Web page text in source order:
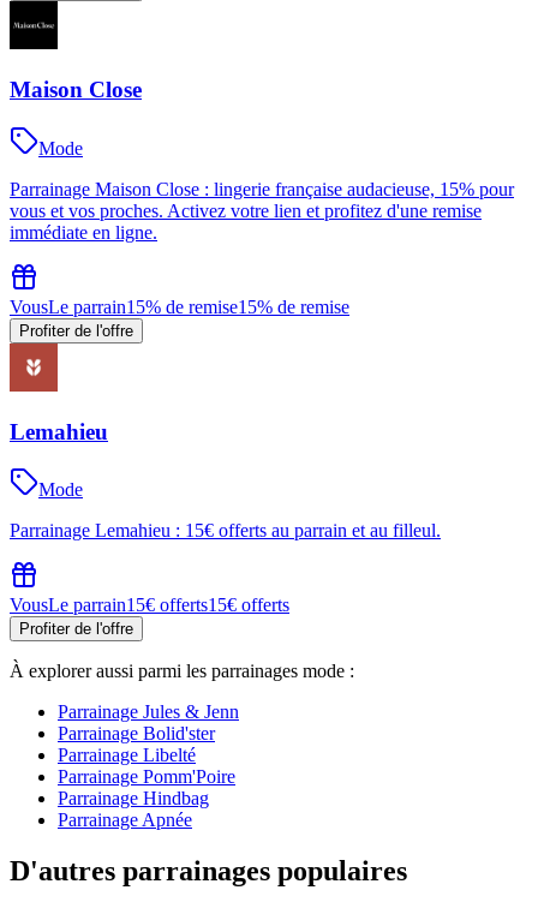
Maison Close
Mode
Parrainage Maison Close : lingerie française audacieuse, 15% pour
vous et vos proches. Activez votre lien et profitez d'une remise
immédiate en ligne.
VousLe parrain15% de remise15% de remise
Profiter de l'offre
Lemahieu
Mode
Parrainage Lemahieu : 15€ offerts au parrain et au filleul.
VousLe parrain15€ offerts15€ offerts
Profiter de l'offre
À explorer aussi parmi les parrainages mode :
Parrainage Jules & Jenn
Parrainage Bolid'ster
Parrainage Libelté
Parrainage Pomm'Poire
Parrainage Hindbag
Parrainage Apnée
D'autres parrainages populaires